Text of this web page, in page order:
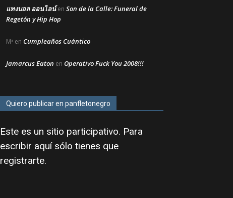
แทงบอล ออนไลน์en Son de la Calle: Funeral de
Regetón y Hip Hop
Mª en Cumpleaños Cuántico
Jamarcus Eaton en Operativo Fuck You 2008!!!
Quiero publicar en panfletonegro
Este es un sitio participativo. Para
escribir aquí sólo tienes que
registrarte.